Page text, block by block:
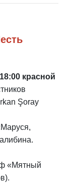
красной
Şoray
«Мятный